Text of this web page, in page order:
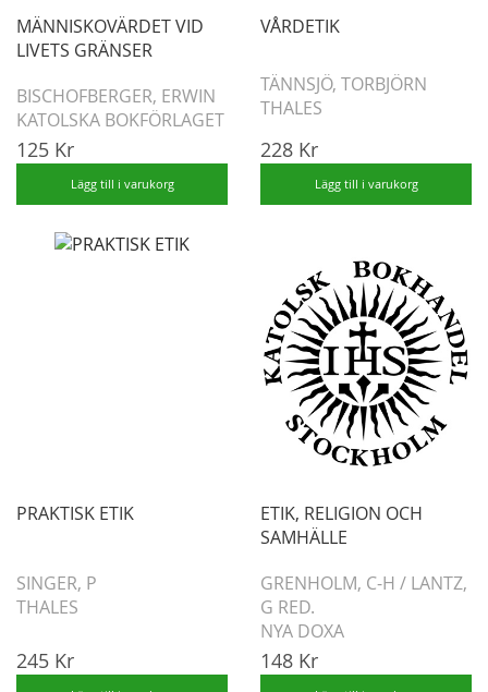
MÄNNISKOVÄRDET VID
LIVETS GRÄNSER
BISCHOFBERGER, ERWIN
KATOLSKA BOKFÖRLAGET
125 Kr
Lägg till i varukorg
VÅRDETIK
TÄNNSJÖ, TORBJÖRN
THALES
228 Kr
Lägg till i varukorg
PRAKTISK ETIK
SINGER, P
THALES
245 Kr
ETIK, RELIGION OCH
SAMHÄLLE
GRENHOLM, C-H / LANTZ,
G RED.
NYA DOXA
148 Kr